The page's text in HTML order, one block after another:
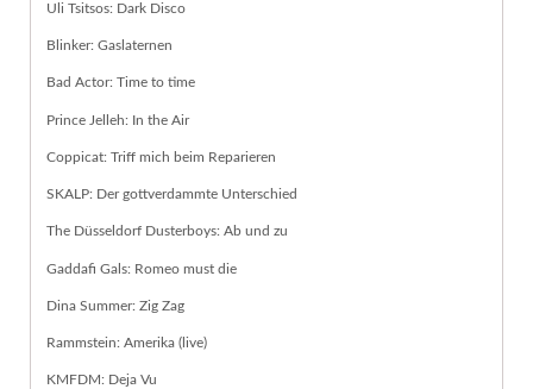
Uli Tsitsos: Dark Disco
Blinker: Gaslaternen
Bad Actor: Time to time
Prince Jelleh: In the Air
Coppicat: Triff mich beim Reparieren
SKALP: Der gottverdammte Unterschied
The Düsseldorf Dusterboys: Ab und zu
Gaddafi Gals: Romeo must die
Dina Summer: Zig Zag
Rammstein: Amerika (live)
KMFDM: Deja Vu